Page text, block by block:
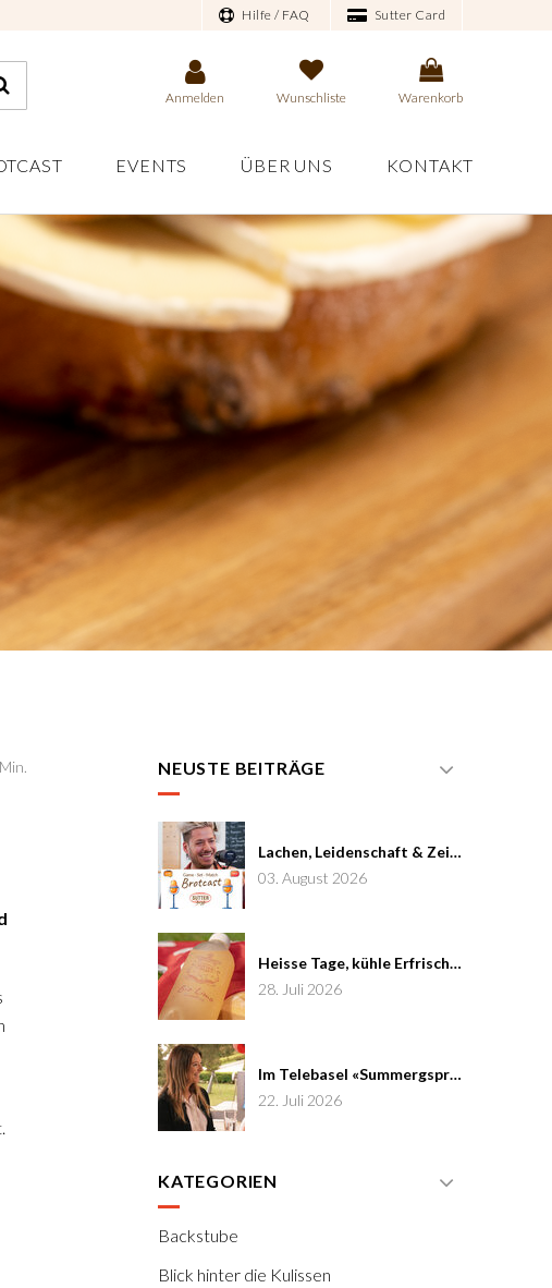
Hilfe / FAQ Sutter Card
Anmelden Wunschliste Warenkorb
EVENTS ÜBER UNS KONTAKT
NEUSTE BEITRÄGE
Lachen, Leidenschaft & Zeit: Joël von Mutzenbecher im Brotcast #7
03. August 2026
Heisse Tage, kühle Erfrischung
28. Juli 2026
Im Telebasel «Summergspröch» zu Gast
22. Juli 2026
KATEGORIEN
Backstube
Blick hinter die Kulissen